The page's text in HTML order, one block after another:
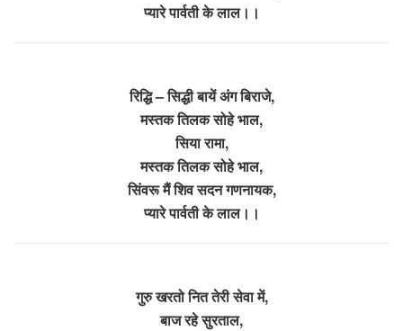
प्यारे पार्वती के लाल।।
रिद्धि – सिद्धी बायें अंग बिराजे,
मस्तक तिलक सोहे भाल,
सिया रामा,
मस्तक तिलक सोहे भाल,
सिंवरू मैं शिव सदन गणनायक,
प्यारे पार्वती के लाल।।
गुरु खरतो नित तेरी सेवा में,
बाज रहे सुरताल,